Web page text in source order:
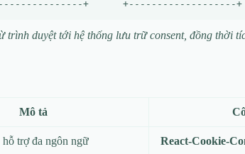
trình duyệt tới hệ thống lưu trữ consent, đồng thời
Mô tả
trợ đa ngôn ngữ